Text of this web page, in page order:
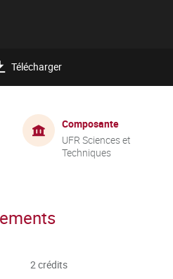
Télécharger
Composante
UFR Sciences et
Techniques
2 crédits